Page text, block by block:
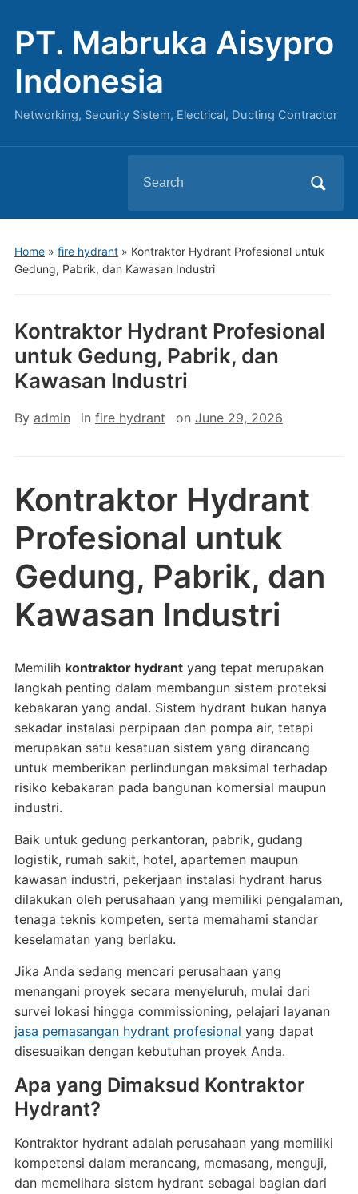
PT. Mabruka Aisypro
Indonesia
Networking, Security Sistem, Electrical, Ducting Contractor
for:
Home» fire hydrant» Kontraktor Hydrant Profesional untuk
Gedung, Pabrik, dan Kawasan Industri
Kontraktor Hydrant Profesional
untuk Gedung, Pabrik, dan
Kawasan Industri
By admin in fire hydrant on June 29, 2026
Kontraktor Hydrant
Profesional untuk
Gedung, Pabrik, dan
Kawasan Industri
Memilih kontraktor hydrantyang tepat merupakan
langkah penting dalam membangun sistem proteksi
kebakaran yang andal. Sistem hydrant bukan hanya
sekadar instalasi perpipaan dan pompa air, tetapi
merupakan satu kesatuan sistem yang dirancang
untuk memberikan perlindungan maksimal terhadap
risiko kebakaran pada bangunan komersial maupun
industri.
Baik untuk gedung perkantoran, pabrik, gudang
logistik, rumah sakit, hotel, apartemen maupun
kawasan industri, pekerjaan instalasi hydrant harus
dilakukan oleh perusahaan yang memiliki pengalaman,
tenaga teknis kompeten, serta memahami standar
keselamatan yang berlaku.
Jika Anda sedang mencari perusahaan yang
menangani proyek secara menyeluruh, mulai dari
survei lokasi hingga commissioning, pelajari layanan
jasa pemasangan hydrant profesional yang dapat
disesuaikan dengan kebutuhan proyek Anda.
Apa yang Dimaksud Kontraktor
Hydrant?
Kontraktor hydrant adalah perusahaan yang memiliki
kompetensi dalam merancang, memasang, menguji,
dan memelihara sistem hydrant sebagai bagian dari